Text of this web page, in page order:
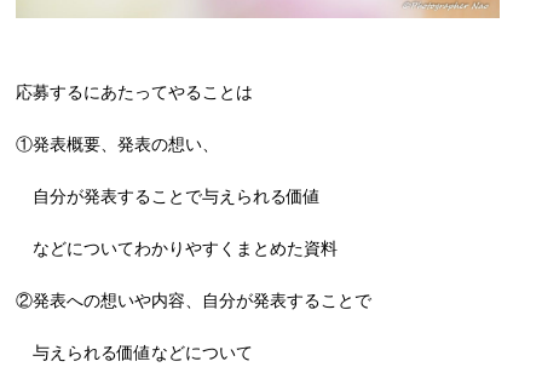
応募するにあたってやることは
①発表概要、発表の想い、
自分が発表することで与えられる価値
などについてわかりやすくまとめた資料
②発表への想いや内容、自分が発表することで
与えられる価値などについて